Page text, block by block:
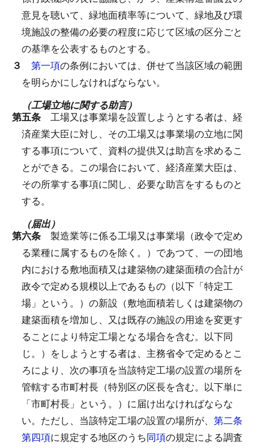
意見を聴いて、緑地面積率等について、緑地及び環
境施設の整備の必要の程度に応じて区域の区分ごと
の基準を公表するものとする。
３ 第一項の条例においては、併せて当該区域の範囲
を明らかにしなければならない。
（工場立地に関する助言）
第五条 工場又は事業場を設置しようとする者は、経
済産業大臣に対し、その工場又は事業場の立地に関
する事項について、資料の提供又は助言を求めるこ
とができる。 この場合において、経済産業大臣は、
その所掌する事項に関し、必要な助言をするものと
する。
（届出）
第六条 製造業等に係る工場又は事業場（政令で定め
る業種に属するものを除く。）であつて、一の団地
内における敷地面積又は建築物の建築面積の合計が
政令で定める規模以上であるもの（以下「特定工
場」という。）の新設（敷地面積若しくは建築物の
建築面積を増加し、又は既存の施設の用途を変更す
ることにより特定工場となる場合を含む。以下同
じ。）をしようとする者は、主務省令で定めるとこ
ろにより、次の事項を当該特定工場の設置の場所を
管轄する市町村長（特別区の区長を含む。以下単に
「市町村長」という。）に届け出なければならな
い。 ただし、当該特定工場の設置の場所が、 第二条
第四項に規定する地区のうち同項の規定による調査